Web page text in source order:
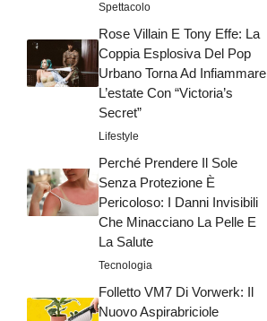
Spettacolo
Rose Villain E Tony Effe: La
Coppia Esplosiva Del Pop
Urbano Torna Ad Infiammare
L’estate Con “Victoria’s
Secret”
Lifestyle
Perché Prendere Il Sole
Senza Protezione È
Pericoloso: I Danni Invisibili
Che Minacciano La Pelle E
La Salute
Tecnologia
Folletto VM7 Di Vorwerk: Il
Nuovo Aspirabriciole